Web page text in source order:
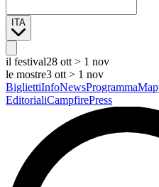
ITA
il festival28 ott > 1 nov
le mostre3 ott > 1 nov
BigliettiInfoNewsProgramma
EditorialiCampfirePress